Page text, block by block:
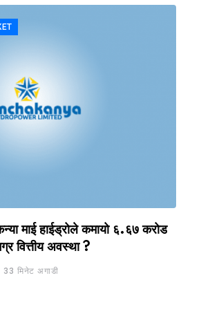
माई हाईड्रोले कमायो ६.६७ करोड
वित्तीय अवस्था ?
33 मिनेट अगाडी